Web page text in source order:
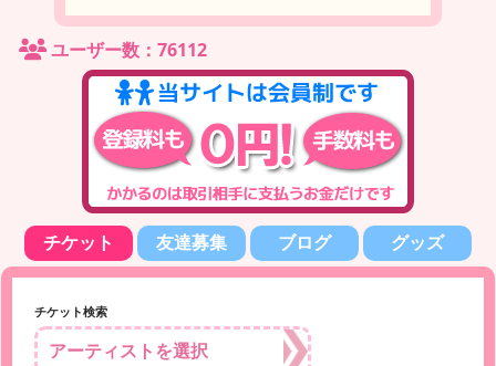
ユーザー数：76112
チケット 友達募集 ブログ グッズ
チケット検索